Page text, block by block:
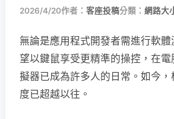
2026/4/20作者： 客座投稿分類： 網路大
無論是應用程式開發者需進行軟
望以鍵鼠享受更精準的操控，在
擬器已成為許多人的日常。如今
度已超越以往。